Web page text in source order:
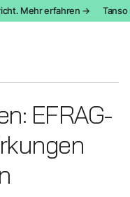
Mehr erfahren → Tanso
EFRAG-